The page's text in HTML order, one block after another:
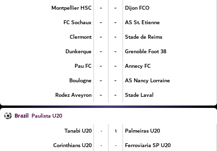
Montpellier HSC
- -
Dijon FCO
FC Sochaux
- -
AS St. Etienne
Clermont
- -
Stade de Reims
Dunkerque
- -
Grenoble Foot 38
Pau FC
- -
Annecy FC
Boulogne
- -
AS Nancy Lorraine
Rodez Aveyron
- - Stade Laval
Brazil Paulista U20
Tanabi U20
۰ ۱
Palmeiras U20
Corinthians U20
۰ ۰ Ferroviaria SP U20